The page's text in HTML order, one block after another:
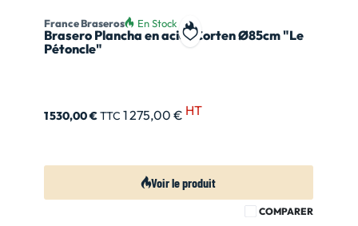
Ajouter à ma liste de souhait
France Braseros En Stock
Brasero Plancha en acier Corten Ø85cm "Le
Pétoncle"
1 530,00 €TTC 1 275,00 € HT
Voir le produit
COMPARER